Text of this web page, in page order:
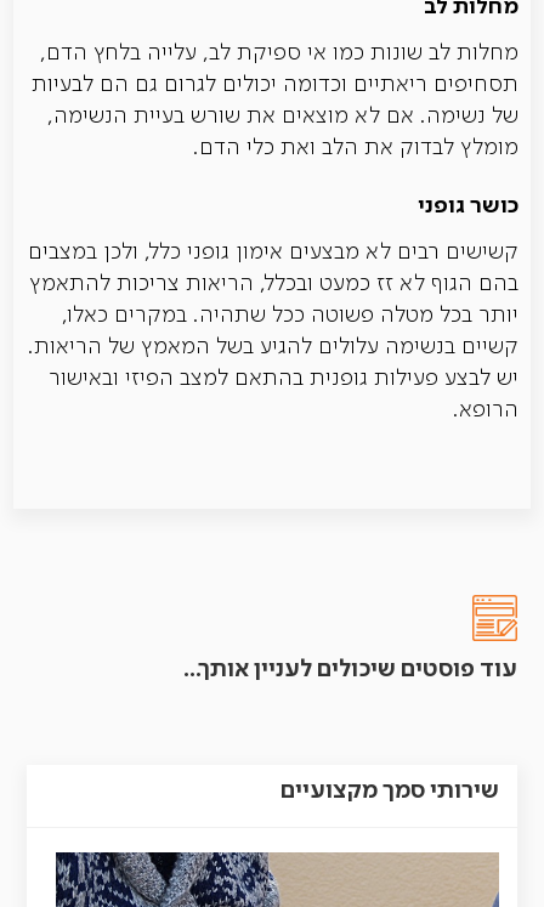
מחלות לב
מחלות לב שונות כמו אי ספיקת לב, עלייה בלחץ הדם,
תסחיפים ריאתיים וכדומה יכולים לגרום גם הם לבעיות
של נשימה. אם לא מוצאים את שורש בעיית הנשימה,
מומלץ לבדוק את הלב ואת כלי הדם.
כושר גופני
קשישים רבים לא מבצעים אימון גופני כלל, ולכן במצבים
בהם הגוף לא זז כמעט ובכלל, הריאות צריכות להתאמץ
יותר בכל מטלה פשוטה ככל שתהיה. במקרים כאלו,
קשיים בנשימה עלולים להגיע בשל המאמץ של הריאות.
יש לבצע פעילות גופנית בהתאם למצב הפיזי ובאישור
הרופא.
עוד פוסטים שיכולים לעניין אותך...
שירותי סמך מקצועיים